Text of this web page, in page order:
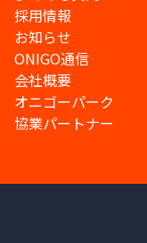
採用情報
お知らせ
ONIGO通信
会社概要
オニゴーパーク
協業パートナー